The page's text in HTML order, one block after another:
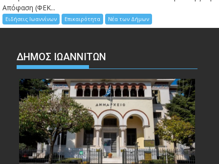
Απόφαση (ΦΕΚ...
Ειδήσεις Ιωαννίνων Επικαιρότητα Νέα των Δήμων
ΔΗΜΟΣ ΙΩΑΝΝΙΤΩΝ